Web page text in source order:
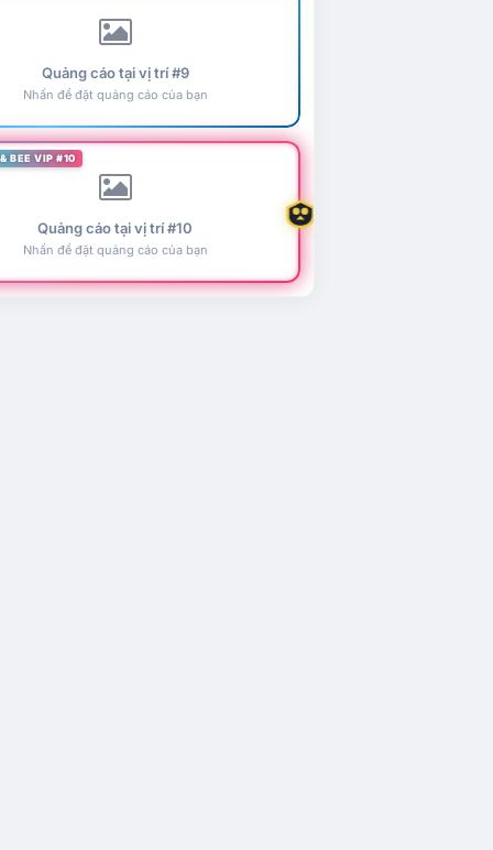
Quảng cáo tại vị trí #9
Nhấn để đặt quảng cáo của bạn
BEE VIP #10
Quảng cáo tại vị trí #10
Nhấn để đặt quảng cáo của bạn